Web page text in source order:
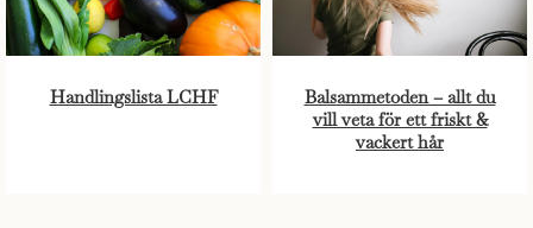
Handlingslista LCHF
Balsammetoden – allt du
vill veta för ett friskt &
vackert hår